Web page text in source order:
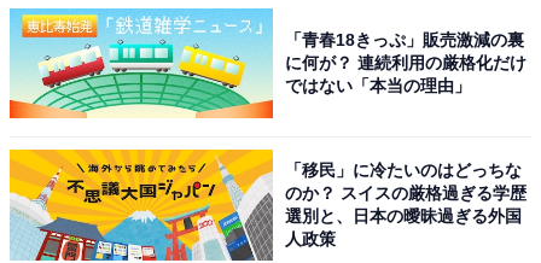
神奈川県民が選ぶ「住み続けたい駅」ランキング！ 3位
「本鵠沼駅」、2位「鵠沼海岸駅」、1位は？
・
神奈川県の住みここちランキング！ 3位「横浜市青葉
区」、2位「横浜市西区」、1位はやはり…！
【関連リンク】
プレスリリース
「青春18きっぷ」販売激減の裏
に何が？ 連続利用の厳格化だけ
ではない「本当の理由」
「移民」に冷たいのはどっちな
のか？ スイスの厳格過ぎる学歴
選別と、日本の曖昧過ぎる外国
人政策